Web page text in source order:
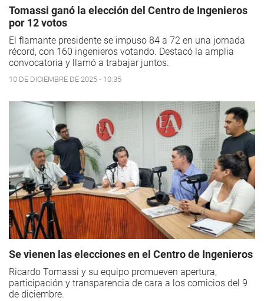
Tomassi ganó la elección del Centro de Ingenieros
por 12 votos
El flamante presidente se impuso 84 a 72 en una jornada
récord, con 160 ingenieros votando. Destacó la amplia
convocatoria y llamó a trabajar juntos.
10 DE DICIEMBRE DE 2025 - 10:35
Se vienen las elecciones en el Centro de Ingenieros
Ricardo Tomassi y su equipo promueven apertura,
participación y transparencia de cara a los comicios del 9
de diciembre.